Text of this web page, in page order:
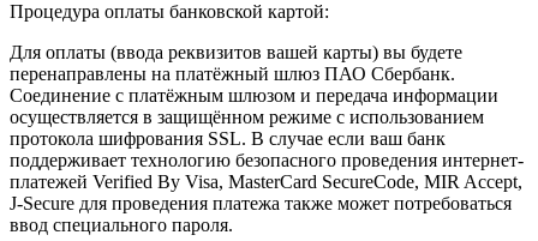
Процедура оплаты банковской картой:
Для оплаты (ввода реквизитов вашей карты) вы будете
перенаправлены на платёжный шлюз ПАО Сбербанк.
Соединение с платёжным шлюзом и передача информации
осуществляется в защищённом режиме с использованием
протокола шифрования SSL. В случае если ваш банк
поддерживает технологию безопасного проведения интернет-
платежей Verified By Visa, MasterCard SecureCode, MIR Accept,
J-Secure для проведения платежа также может потребоваться
ввод специального пароля.